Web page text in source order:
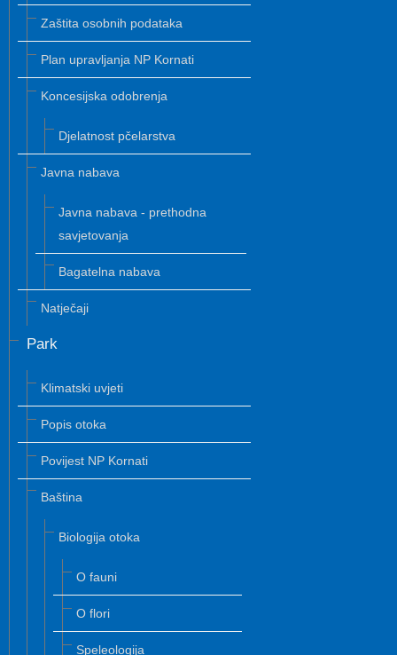
Zaštita osobnih podataka
Plan upravljanja NP Kornati
Koncesijska odobrenja
Djelatnost pčelarstva
Javna nabava
Javna nabava - prethodna
savjetovanja
Bagatelna nabava
Natječaji
Park
Klimatski uvjeti
Popis otoka
Povijest NP Kornati
Baština
Biologija otoka
O fauni
O flori
Speleologija